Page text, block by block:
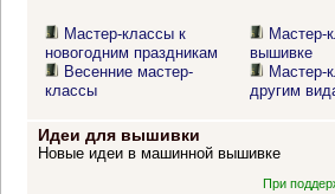
Мастер-классы к
новогодним праздникам
Весенние мастер-
классы
Мастер-
вышивке
Мастер-
другим
Идеи для вышивки
Новые идеи в машинной вышивке
При